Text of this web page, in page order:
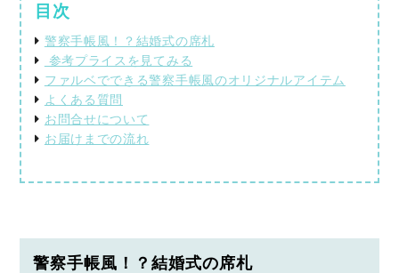
目次
警察手帳風！？結婚式の席札
参考プライスを見てみる
ファルベでできる警察手帳風のオリジナルアイテム
よくある質問
お問合せについて
お届けまでの流れ
警察手帳風！？結婚式の席札